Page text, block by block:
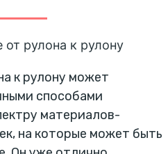
к рулону может
способами
материалов-
на которые может быть